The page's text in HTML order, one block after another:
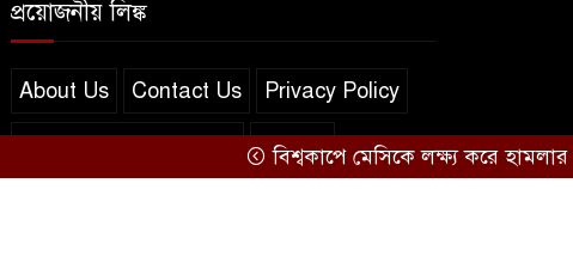
প্রয়োজনীয় লিঙ্ক
About Us Contact Us Privacy Policy
সব খবর
বিশ্বকাপে মেসিকে লক্ষ্য করে হামলার